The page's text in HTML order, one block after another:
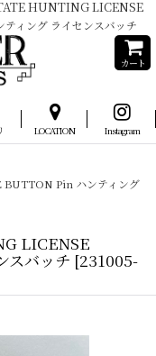
HUNTING LICENSE
ィング ライセンスバッチ
カート
LOCATION Instagram
Pin ハンティング
LICENSE
スバッチ [231005-